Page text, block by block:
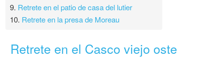
9. Retrete en el patio de casa del lutier
10. Retrete en la presa de Moreau
Retrete en el Casco viejo oste